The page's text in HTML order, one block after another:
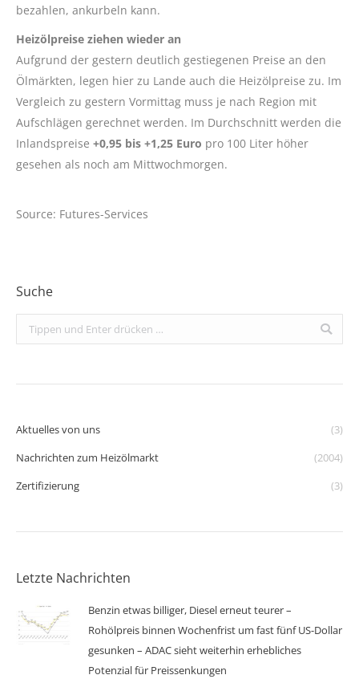
bezahlen, ankurbeln kann.
Heizölpreise ziehen wieder an
Aufgrund der gestern deutlich gestiegenen Preise an den
Ölmärkten, legen hier zu Lande auch die Heizölpreise zu. Im
Vergleich zu gestern Vormittag muss je nach Region mit
Aufschlägen gerechnet werden. Im Durchschnitt werden die
Inlandspreise +0,95 bis +1,25 Euro pro 100 Liter höher
gesehen als noch am Mittwochmorgen.
Source: Futures-Services
Suche
Search:
Aktuelles von uns
(3)
Nachrichten zum Heizölmarkt
(2004)
Zertifizierung
(3)
Letzte Nachrichten
Benzin etwas billiger, Diesel erneut teurer –
Rohölpreis binnen Wochenfrist um fast fünf US-Dollar
gesunken – ADAC sieht weiterhin erhebliches
Potenzial für Preissenkungen